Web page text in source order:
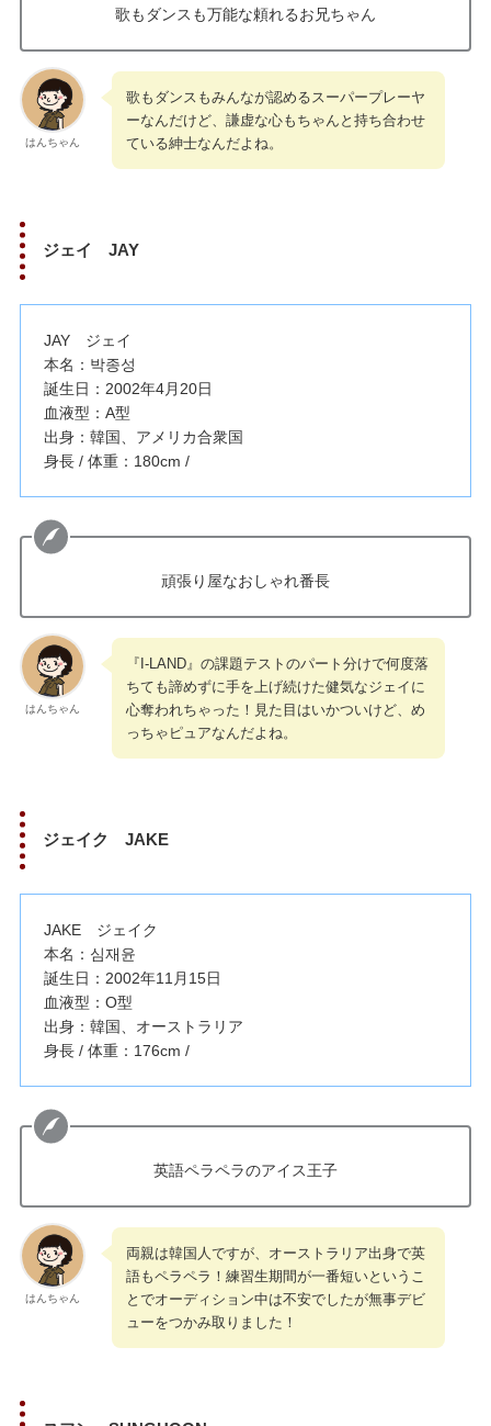
歌もダンスも万能な頼れるお兄ちゃん
はんちゃん
歌もダンスもみんなが認めるスーパープレーヤ
ーなんだけど、謙虚な心もちゃんと持ち合わせ
ている紳士なんだよね。
ジェイ JAY
JAY ジェイ
本名：박종성
誕生日：2002年4月20日
血液型：A型
出身：韓国、アメリカ合衆国
身長 / 体重：180cm /
頑張り屋なおしゃれ番長
はんちゃん
『I-LAND』の課題テストのパート分けで何度落
ちても諦めずに手を上げ続けた健気なジェイに
心奪われちゃった！見た目はいかついけど、め
っちゃピュアなんだよね。
ジェイク JAKE
JAKE ジェイク
本名：심재윤
誕生日：2002年11月15日
血液型：O型
出身：韓国、オーストラリア
身長 / 体重：176cm /
英語ペラペラのアイス王子
はんちゃん
両親は韓国人ですが、オーストラリア出身で英
語もペラペラ！練習生期間が一番短いというこ
とでオーディション中は不安でしたが無事デビ
ューをつかみ取りました！